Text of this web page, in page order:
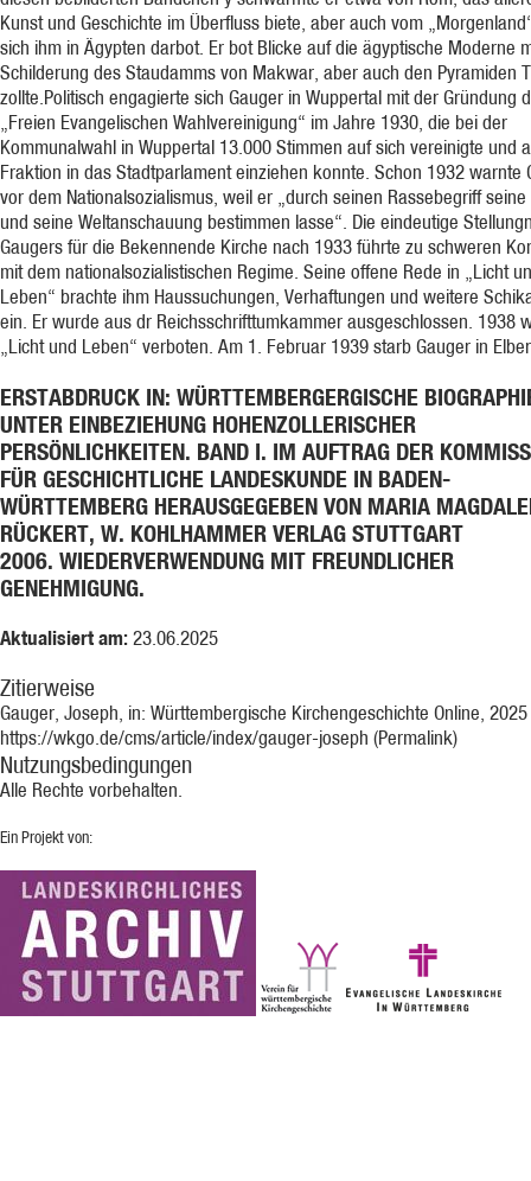
Kunst und Geschichte im Überfluss biete, aber auch vom
sich ihm in Ägypten darbot. Er bot Blicke auf die ägyptische Moderne
Schilderung des Staudamms von Makwar, aber auch den Pyramiden
zollte.Politisch engagierte sich Gauger in Wuppertal mit der Gründung
„Freien Evangelischen Wahlvereinigung“ im Jahre 1930, die bei der
Kommunalwahl in Wuppertal 13.000 Stimmen auf sich vereinigte und
Fraktion in das Stadtparlament einziehen konnte. Schon 1932 warnte
vor dem Nationalsozialismus, weil er „durch seinen Rassebegriff seine
und seine Weltanschauung bestimmen lasse“. Die eindeutige
Gaugers für die Bekennende Kirche nach 1933 führte zu schweren
mit dem nationalsozialistischen Regime. Seine offene Rede in „Licht
Leben“ brachte ihm Haussuchungen, Verhaftungen und weitere
ein. Er wurde aus dr Reichsschrifttumkammer ausgeschlossen. 1938
„Licht und Leben“ verboten. Am 1. Februar 1939 starb Gauger in
ERSTABDRUCK IN: WÜRTTEMBERGERGISCHE
UNTER EINBEZIEHUNG HOHENZOLLERISCHER
PERSÖNLICHKEITEN. BAND I. IM AUFTRAG DER
FÜR GESCHICHTLICHE LANDESKUNDE IN BADEN-
WÜRTTEMBERG HERAUSGEGEBEN VON MARIA
RÜCKERT, W. KOHLHAMMER VERLAG STUTTGART
2006. WIEDERVERWENDUNG MIT FREUNDLICHER
GENEHMIGUNG.
Aktualisiert am: 23.06.2025
Zitierweise
Gauger, Joseph, in: Württembergische Kirchengeschichte Online, 2025
https://wkgo.de/cms/article/index/gauger-joseph (Permalink)
Nutzungsbedingungen
Alle Rechte vorbehalten.
Ein Projekt von: